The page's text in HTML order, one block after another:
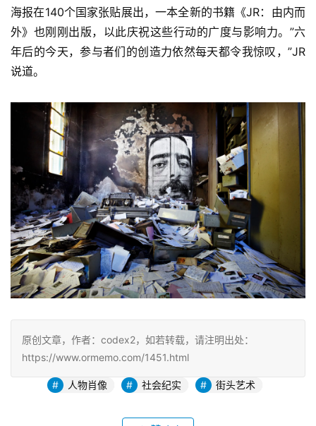
海报在140个国家张贴展出，一本全新的书籍《JR：由内而
外》也刚刚出版，以此庆祝这些行动的广度与影响力。”六
年后的今天，参与者们的创造力依然每天都令我惊叹，”JR
说道。
原创文章，作者：codex2，如若转载，请注明出处：
https://www.ormemo.com/1451.html
人物肖像 社会纪实 街头艺术